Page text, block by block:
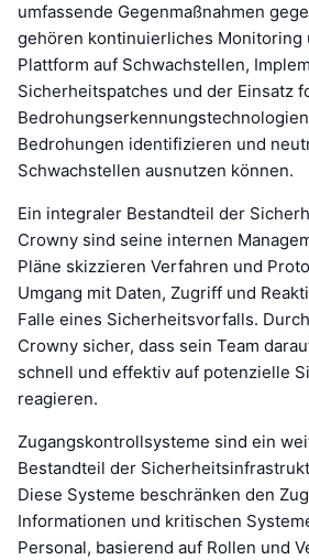
umfassende Gegenmaßnahmen
gehören kontinuierliches Monitoring
Plattform auf Schwachstellen,
Sicherheitspatches und der Einsatz
Bedrohungen identifizieren und
Schwachstellen ausnutzen können.
Ein integraler Bestandteil der
Crowny sind seine internen
Pläne skizzieren Verfahren und
Umgang mit Daten, Zugriff und
Falle eines Sicherheitsvorfalls.
Crowny sicher, dass sein Team
schnell und effektiv auf potenzielle
reagieren.
Zugangskontrollsysteme sind ein
Bestandteil der
Diese Systeme beschränken den
Informationen und kritischen
Personal, basierend auf Rollen und